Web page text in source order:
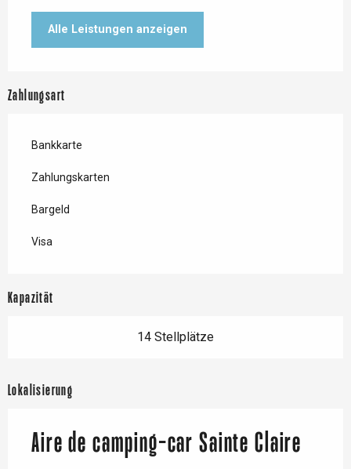
Alle Leistungen anzeigen
Zahlungsart
Bankkarte
Zahlungskarten
Bargeld
Visa
Kapazität
14 Stellplätze
Lokalisierung
Aire de camping-car Sainte Claire